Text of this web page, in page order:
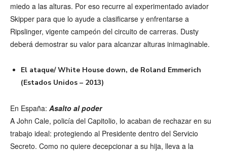
miedo a las alturas. Por eso recurre al experimentado aviador
Skipper para que lo ayude a clasificarse y enfrentarse a
Ripslinger, vigente campeón del circuito de carreras. Dusty
deberá demostrar su valor para alcanzar alturas inimaginable.
El ataque/ White House down, de Roland Emmerich
(Estados Unidos – 2013)
En España: Asalto al poder
A John Cale, policía del Capitolio, lo acaban de rechazar en su
trabajo ideal: protegiendo al Presidente dentro del Servicio
Secreto. Como no quiere decepcionar a su hija, lleva a la